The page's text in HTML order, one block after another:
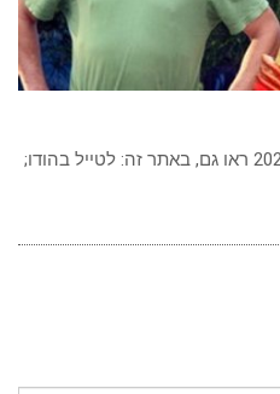
‏ כתב: גילי חסקין ; 15 דצמבר 2023 ראו גם, באתר זה: לטייל בהודו;